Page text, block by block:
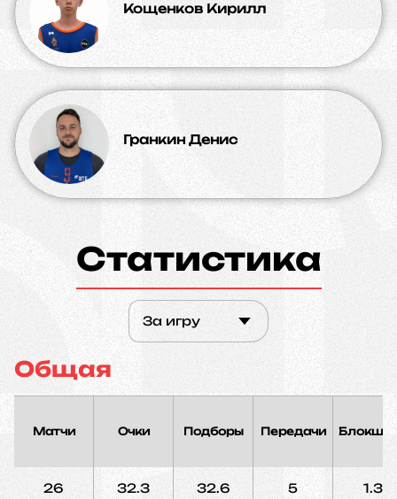
Кощенков Кирилл
Гранкин Денис
Статистика
За игру
Общая
Матчи Очки Подборы Передачи
26 32.3 32.6 5 1.3